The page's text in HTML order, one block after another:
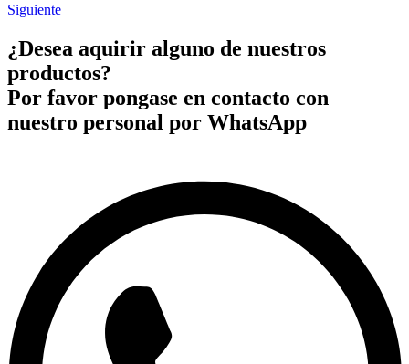
Siguiente
¿Desea aquirir alguno de nuestros
productos?
Por favor pongase en contacto con
nuestro personal por WhatsApp